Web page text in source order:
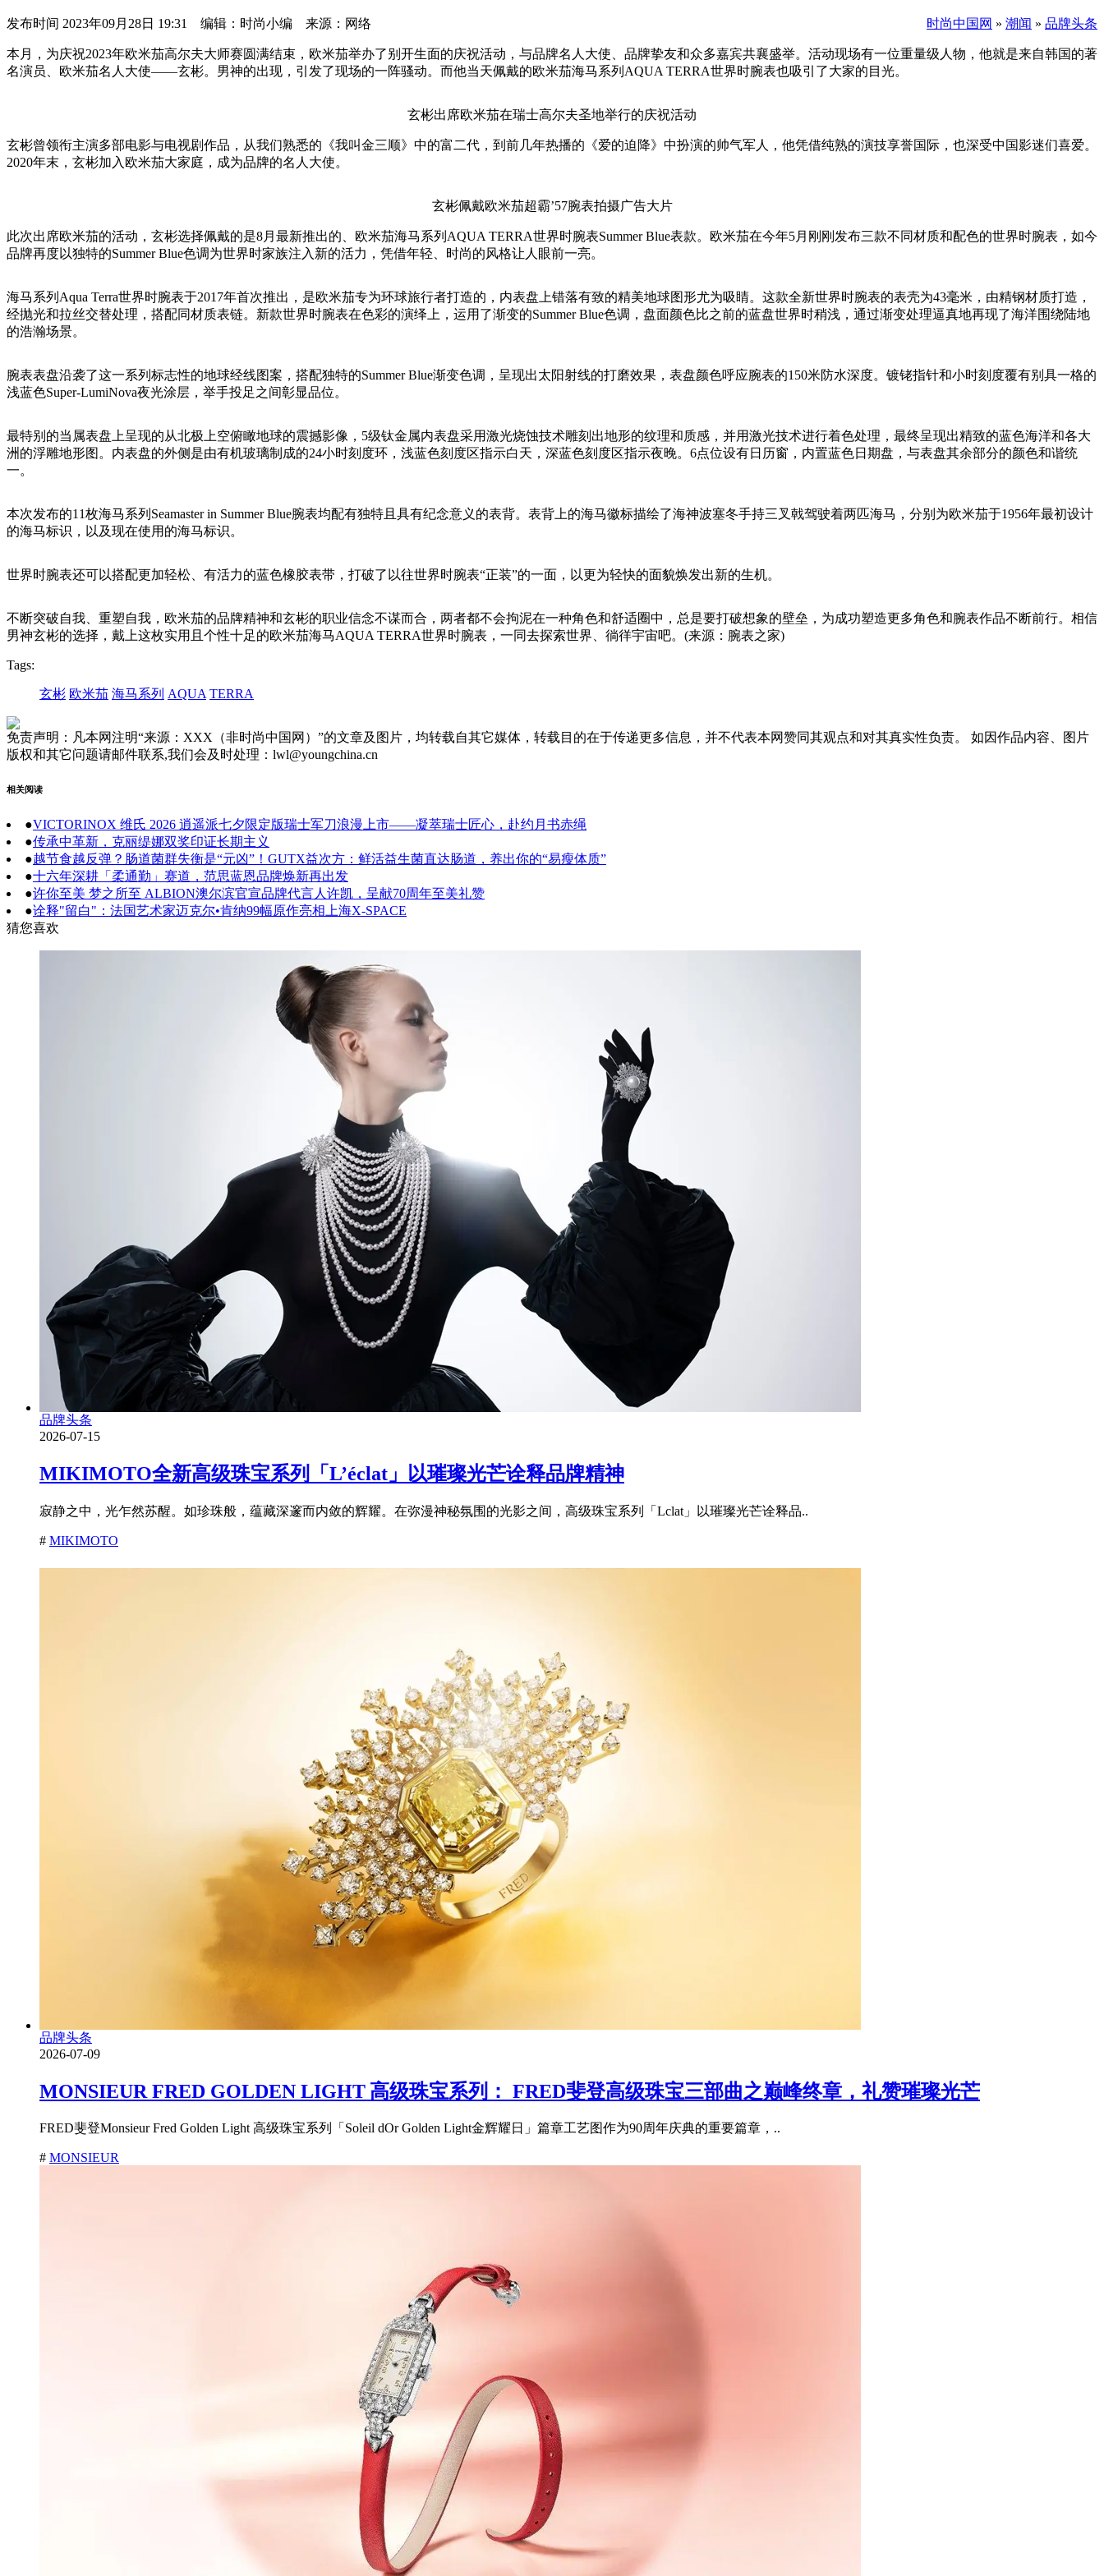
发布时间 2023年09月28日 19:31 编辑：时尚小编 来源：网络 时尚中国网 » 潮闻 » 品牌头条
本月，为庆祝2023年欧米茄高尔夫大师赛圆满结束，欧米茄举办了别开生面的庆祝活动，与品牌名人大使、品牌挚友和众多嘉宾共襄盛举。活动现场有一位重量级人物，他就是来自韩国的著
名演员、欧米茄名人大使——玄彬。男神的出现，引发了现场的一阵骚动。而他当天佩戴的欧米茄海马系列AQUA TERRA世界时腕表也吸引了大家的目光。
玄彬出席欧米茄在瑞士高尔夫圣地举行的庆祝活动
玄彬曾领衔主演多部电影与电视剧作品，从我们熟悉的《我叫金三顺》中的富二代，到前几年热播的《爱的迫降》中扮演的帅气军人，他凭借纯熟的演技享誉国际，也深受中国影迷们喜爱。
2020年末，玄彬加入欧米茄大家庭，成为品牌的名人大使。
玄彬佩戴欧米茄超霸’57腕表拍摄广告大片
此次出席欧米茄的活动，玄彬选择佩戴的是8月最新推出的、欧米茄海马系列AQUA TERRA世界时腕表Summer Blue表款。欧米茄在今年5月刚刚发布三款不同材质和配色的世界时腕表，如今
品牌再度以独特的Summer Blue色调为世界时家族注入新的活力，凭借年轻、时尚的风格让人眼前一亮。
海马系列Aqua Terra世界时腕表于2017年首次推出，是欧米茄专为环球旅行者打造的，内表盘上错落有致的精美地球图形尤为吸睛。这款全新世界时腕表的表壳为43毫米，由精钢材质打造，
经抛光和拉丝交替处理，搭配同材质表链。新款世界时腕表在色彩的演绎上，运用了渐变的Summer Blue色调，盘面颜色比之前的蓝盘世界时稍浅，通过渐变处理逼真地再现了海洋围绕陆地
的浩瀚场景。
腕表表盘沿袭了这一系列标志性的地球经线图案，搭配独特的Summer Blue渐变色调，呈现出太阳射线的打磨效果，表盘颜色呼应腕表的150米防水深度。镀铑指针和小时刻度覆有别具一格的
浅蓝色Super-LumiNova夜光涂层，举手投足之间彰显品位。
最特别的当属表盘上呈现的从北极上空俯瞰地球的震撼影像，5级钛金属内表盘采用激光烧蚀技术雕刻出地形的纹理和质感，并用激光技术进行着色处理，最终呈现出精致的蓝色海洋和各大
洲的浮雕地形图。内表盘的外侧是由有机玻璃制成的24小时刻度环，浅蓝色刻度区指示白天，深蓝色刻度区指示夜晚。6点位设有日历窗，内置蓝色日期盘，与表盘其余部分的颜色和谐统
一。
本次发布的11枚海马系列Seamaster in Summer Blue腕表均配有独特且具有纪念意义的表背。表背上的海马徽标描绘了海神波塞冬手持三叉戟驾驶着两匹海马，分别为欧米茄于1956年最初设计
的海马标识，以及现在使用的海马标识。
世界时腕表还可以搭配更加轻松、有活力的蓝色橡胶表带，打破了以往世界时腕表“正装”的一面，以更为轻快的面貌焕发出新的生机。
不断突破自我、重塑自我，欧米茄的品牌精神和玄彬的职业信念不谋而合，两者都不会拘泥在一种角色和舒适圈中，总是要打破想象的壁垒，为成功塑造更多角色和腕表作品不断前行。相信
男神玄彬的选择，戴上这枚实用且个性十足的欧米茄海马AQUA TERRA世界时腕表，一同去探索世界、徜徉宇宙吧。(来源：腕表之家)
Tags:
玄彬 欧米茄 海马系列 AQUA TERRA
免责声明：凡本网注明“来源：XXX（非时尚中国网）”的文章及图片，均转载自其它媒体，转载目的在于传递更多信息，并不代表本网赞同其观点和对其真实性负责。 如因作品内容、图片
版权和其它问题请邮件联系,我们会及时处理：lwl@youngchina.cn
相关阅读
●VICTORINOX 维氏 2026 逍遥派七夕限定版瑞士军刀浪漫上市——凝萃瑞士匠心，赴约月书赤绳
●传承中革新，克丽缇娜双奖印证长期主义
●越节食越反弹？肠道菌群失衡是“元凶”！GUTX益次方：鲜活益生菌直达肠道，养出你的“易瘦体质”
●十六年深耕「柔通勤」赛道，范思蓝恩品牌焕新再出发
●许你至美 梦之所至 ALBION澳尔滨官宣品牌代言人许凯，呈献70周年至美礼赞
●诠释"留白"：法国艺术家迈克尔•肯纳99幅原作亮相上海X-SPACE
猜您喜欢
品牌头条
2026-07-15
MIKIMOTO全新高级珠宝系列「L’éclat」以璀璨光芒诠释品牌精神
寂静之中，光乍然苏醒。如珍珠般，蕴藏深邃而内敛的辉耀。在弥漫神秘氛围的光影之间，高级珠宝系列「Lclat」以璀璨光芒诠释品..
# MIKIMOTO
品牌头条
2026-07-09
MONSIEUR FRED GOLDEN LIGHT 高级珠宝系列： FRED斐登高级珠宝三部曲之巅峰终章，礼赞璀璨光芒
FRED斐登Monsieur Fred Golden Light 高级珠宝系列「Soleil dOr Golden Light金辉耀日」篇章工艺图作为90周年庆典的重要篇章，..
# MONSIEUR